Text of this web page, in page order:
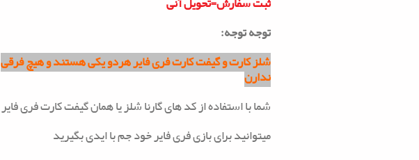
ثبت سفارش=تحویل آنی
توجه توجه:
شلز کارت و گیفت کارت فری فایر هردو یکی هستند و هیچ فرقی
ندارن
شما با استفاده از کد های گارنا شلز یا همان گیفت کارت فری فایر
میتوانید برای بازی فری فایر خود جم‌ با ایدی بگیرید